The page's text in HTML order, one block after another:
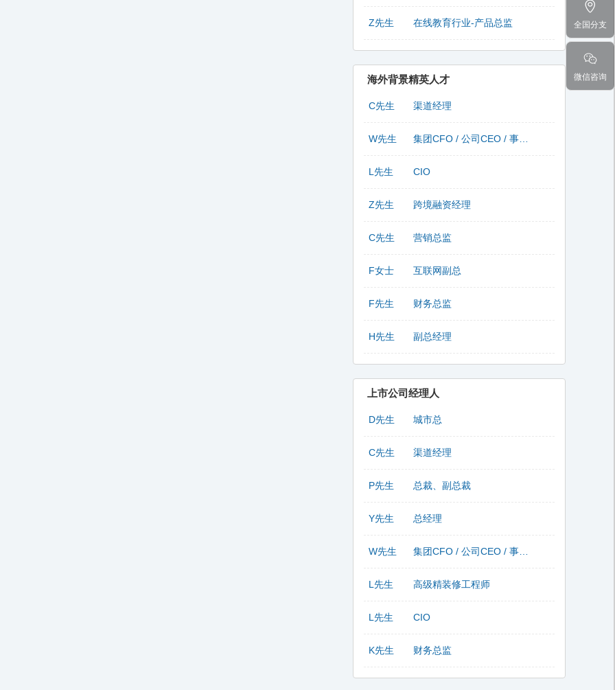
Z先生 在线教育行业-产品总监
海外背景精英人才
C先生 渠道经理
W先生
L先生 CIO
Z先生 跨境融资经理
C先生 营销总监
F女士 互联网副总
F先生 财务总监
H先生 副总经理
上市公司经理人
D先生 城市总
C先生 渠道经理
P先生 总裁、副总裁
Y先生 总经理
W先生
L先生 高级精装修工程师
L先生 CIO
K先生 财务总监
全国分支
微信咨询